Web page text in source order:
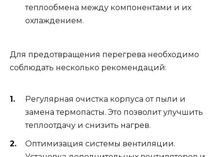
теплообмена между компонентами и их
охлаждением.
Для предотвращения перегрева необходимо
соблюдать несколько рекомендаций:
Регулярная очистка корпуса от пыли и
замена термопасты. Это позволит улучшить
теплоотдачу и снизить нагрев.
Оптимизация системы вентиляции.